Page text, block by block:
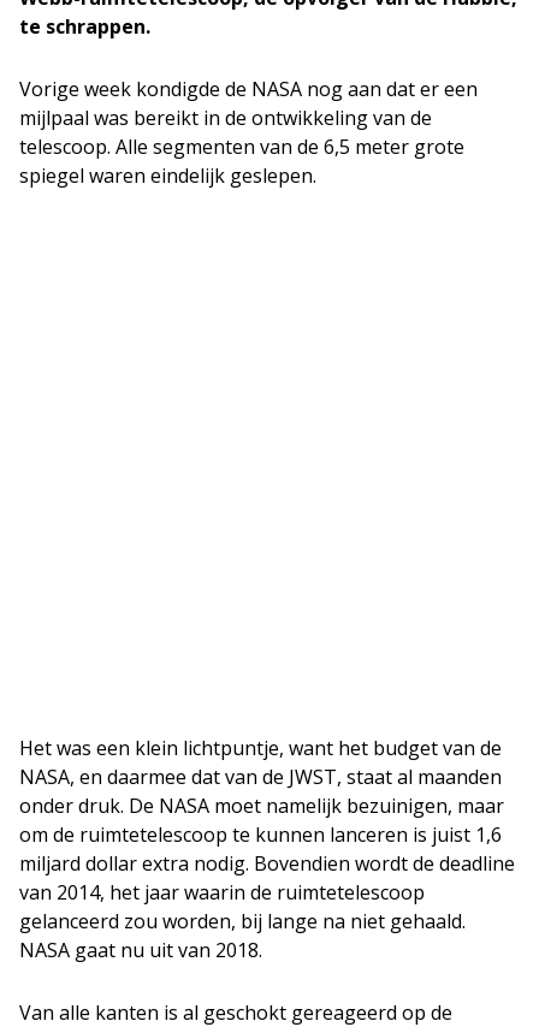
te schrappen.
Vorige week kondigde de NASA nog aan dat er een
mijlpaal was bereikt in de ontwikkeling van de
telescoop. Alle segmenten van de 6,5 meter grote
spiegel waren eindelijk geslepen.
Het was een klein lichtpuntje, want het budget van de
NASA, en daarmee dat van de JWST, staat al maanden
onder druk. De NASA moet namelijk bezuinigen, maar
om de ruimtetelescoop te kunnen lanceren is juist 1,6
miljard dollar extra nodig. Bovendien wordt de deadline
van 2014, het jaar waarin de ruimtetelescoop
gelanceerd zou worden, bij lange na niet gehaald.
NASA gaat nu uit van 2018.
Van alle kanten is al geschokt gereageerd op de